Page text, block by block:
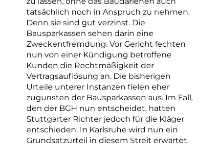
tatsächlich noch in Anspruch zu nehmen.
Denn sie sind gut verzinst. Die
Bausparkassen sehen darin eine
Zweckentfremdung. Vor Gericht fechten
nun von einer Kündigung betroffene
Kunden die Rechtmäßigkeit der
Vertragsauflösung an. Die bisherigen
Urteile unterer Instanzen fielen eher
zugunsten der Bausparkassen aus. Im Fall,
den der BGH nun entscheidet, hatten
Stuttgarter Richter jedoch für die Kläger
entschieden. In Karlsruhe wird nun ein
Grundsatzurteil in diesem Streit erwartet.